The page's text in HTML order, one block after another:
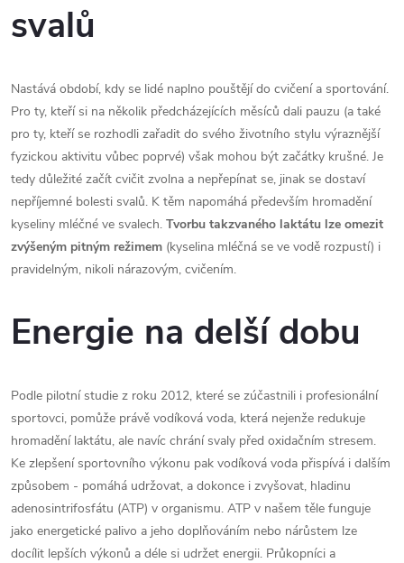
svalů
Nastává období, kdy se lidé naplno pouštějí do cvičení a sportování.
Pro ty, kteří si na několik předcházejících měsíců dali pauzu (a také
pro ty, kteří se rozhodli zařadit do svého životního stylu výraznější
fyzickou aktivitu vůbec poprvé) však mohou být začátky krušné. Je
tedy důležité začít cvičit zvolna a nepřepínat se, jinak se dostaví
nepříjemné bolesti svalů. K těm napomáhá především hromadění
kyseliny mléčné ve svalech. Tvorbu takzvaného laktátu lze omezit
zvýšeným pitným režimem (kyselina mléčná se ve vodě rozpustí) i
pravidelným, nikoli nárazovým, cvičením.
Energie na delší dobu
Podle pilotní studie z roku 2012, které se zúčastnili i profesionální
sportovci, pomůže právě vodíková voda, která nejenže redukuje
hromadění laktátu, ale navíc chrání svaly před oxidačním stresem.
Ke zlepšení sportovního výkonu pak vodíková voda přispívá i dalším
způsobem - pomáhá udržovat, a dokonce i zvyšovat, hladinu
adenosintrifosfátu (ATP) v organismu. ATP v našem těle funguje
jako energetické palivo a jeho doplňováním nebo nárůstem lze
docílit lepších výkonů a déle si udržet energii. Průkopníci a